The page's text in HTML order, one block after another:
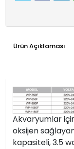
Ürün Açıklaması
Akvaryumlar
oksijen
kapasiteli, 3.5